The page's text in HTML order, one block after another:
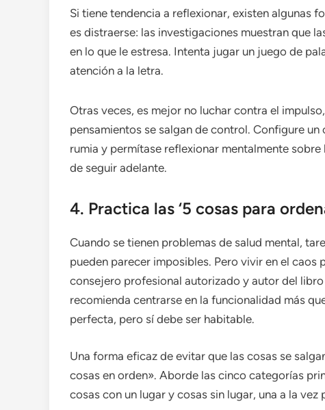
Si tiene tendencia a reflexionar, existen algunas
es distraerse: las investigaciones muestran que
en lo que le estresa. Intenta jugar un juego de
atención a la letra.
Otras veces, es mejor no luchar contra el
pensamientos se salgan de control. Configure
rumia y permítase reflexionar mentalmente
de seguir adelante.
4. Practica las ‘5 cosas para
Cuando se tienen problemas de salud mental,
pueden parecer imposibles. Pero vivir en el caos
consejero profesional autorizado y autor del
recomienda centrarse en la funcionalidad más
perfecta, pero sí debe ser habitable.
Una forma eficaz de evitar que las cosas se
cosas en orden». Aborde las cinco categorías
cosas con un lugar y cosas sin lugar, una a la